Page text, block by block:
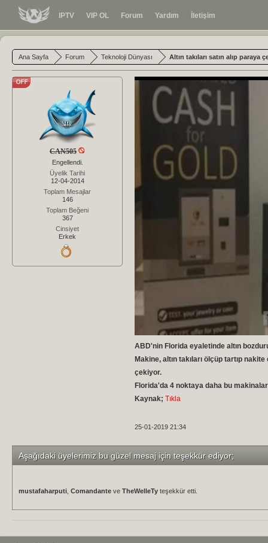
IPTV VIP OL Forum Yardım İletişim
Ana Sayfa Forum Teknoloji Dünyası Altın takıları satın alıp paraya
CAN505
Engellendi.
Üyelik Tarihi
12-04-2014
Toplam Mesajlar
146
Toplam Beğeni
367
Cinsiyet
Erkek
ABD'nin Florida eyaletinde altın
Makine, altın takıları ölçüp tartıp
çekiyor.
Florida'da 4 noktaya daha bu
Kaynak; Tıkla
25-01-2019 21:34
Aşağıdaki üyelerimiz bu güzel mesaj için teşekkür ediyor;
mustafaharputi Comandante ve TheWelleTy teşekkür etti.